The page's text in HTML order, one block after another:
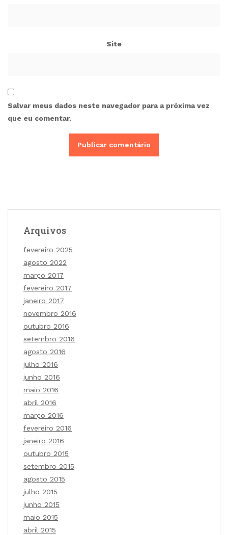
Site
Salvar meus dados neste navegador para a próxima vez
que eu comentar.
Arquivos
fevereiro 2025
agosto 2022
março 2017
fevereiro 2017
janeiro 2017
novembro 2016
outubro 2016
setembro 2016
agosto 2016
julho 2016
junho 2016
maio 2016
abril 2016
março 2016
fevereiro 2016
janeiro 2016
outubro 2015
setembro 2015
agosto 2015
julho 2015
junho 2015
maio 2015
abril 2015